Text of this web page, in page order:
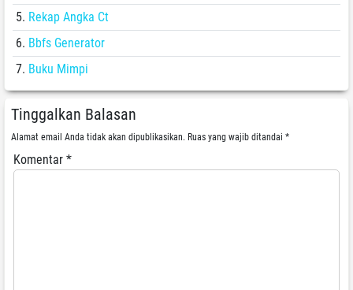
Rekap Angka Ct
Bbfs Generator
Buku Mimpi
Tinggalkan Balasan
Alamat email Anda tidak akan dipublikasikan. Ruas yang wajib ditandai *
Komentar *